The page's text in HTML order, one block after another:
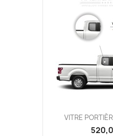
VITRE